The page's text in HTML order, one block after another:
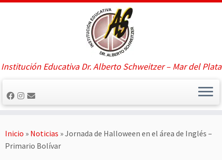
Saltar
Institución Educativa Dr. Alberto Schweitzer – Mar del Plata
Inicio » Noticias »Jornada de Halloween en el área de Inglés –
Primario Bolívar